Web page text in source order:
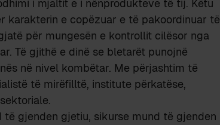
i mjaltit e i nënprodukteve të tij. Këtu
karakterin e copëzuar e të pakoordinuar të
për mungesën e kontrollit cilësor nga
Të gjithë e dinë se bletarët punojnë
në nivel kombëtar. Me përjashtim të
të mirëfilltë, institute përkatëse,
gjenden gjetiu, sikurse mund të gjenden